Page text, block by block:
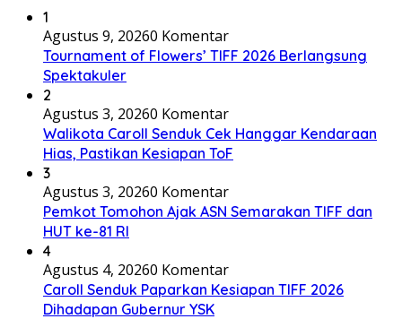
1
Agustus 9, 20260 Komentar
Tournament of Flowers’ TIFF 2026 Berlangsung
Spektakuler
2
Agustus 3, 20260 Komentar
Walikota Caroll Senduk Cek Hanggar Kendaraan
Hias, Pastikan Kesiapan ToF
3
Agustus 3, 20260 Komentar
Pemkot Tomohon Ajak ASN Semarakan TIFF dan
HUT ke-81 RI
4
Agustus 4, 20260 Komentar
Caroll Senduk Paparkan Kesiapan TIFF 2026
Dihadapan Gubernur YSK